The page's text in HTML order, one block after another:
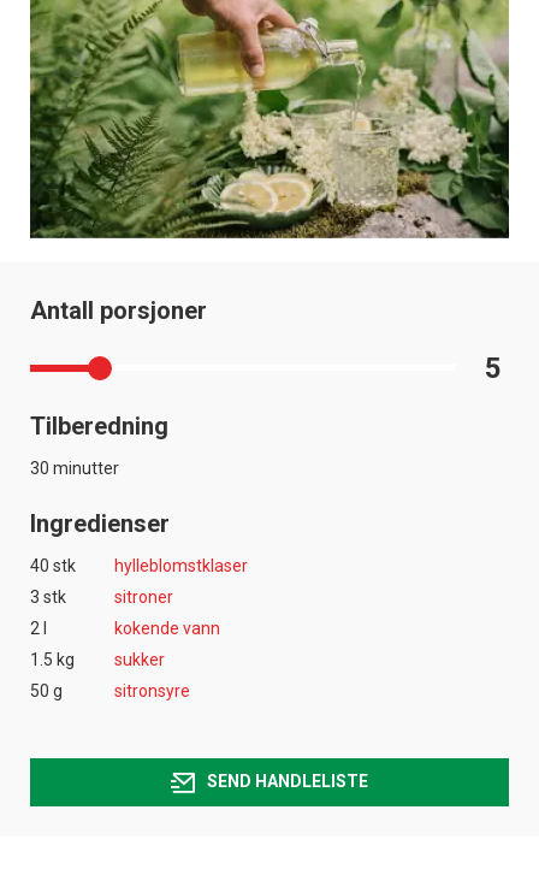
Antall porsjoner
5
Tilberedning
30 minutter
Ingredienser
40 stk
hylleblomstklaser
3 stk
sitroner
2 l
kokende vann
1.5 kg
sukker
50 g
sitronsyre
SEND HANDLELISTE